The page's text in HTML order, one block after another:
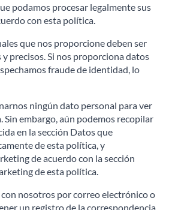
podamos procesar legalmente sus
con esta política.
que nos proporcione deben ser
precisos. Si nos proporciona datos
fraude de identidad, lo
ningún dato personal para ver
Sin embargo, aún podemos recopilar
en la sección Datos que
de esta política, y
de acuerdo con la sección
de esta política.
nosotros por correo electrónico o
un registro de la correspondencia